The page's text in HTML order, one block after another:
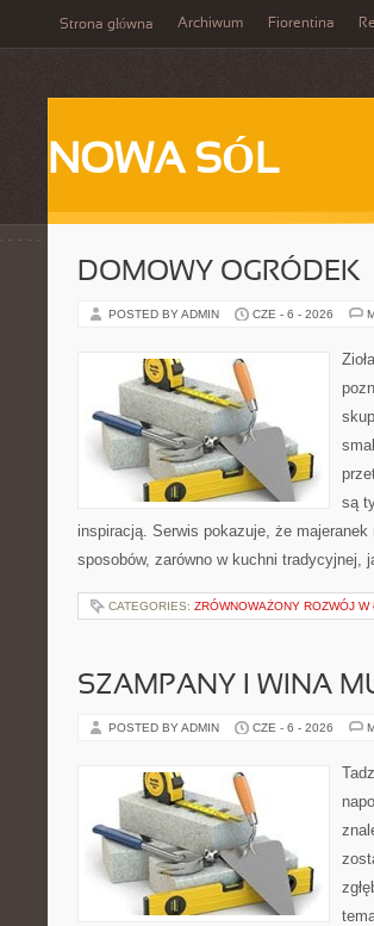
Strona główna Archiwum Fiorentina
NOWA SÓL
DOMOWY OGRÓDEK
POSTED BY ADMIN CZE - 6 - 2026
są
inspiracją. Serwis pokazuje, że
sposobów, zarówno w kuchni tradycyjnej,
CATEGORIES: ZRÓWNOWAŻONY ROZWÓJ W
SZAMPANY I WINA
POSTED BY ADMIN CZE - 6 - 2026